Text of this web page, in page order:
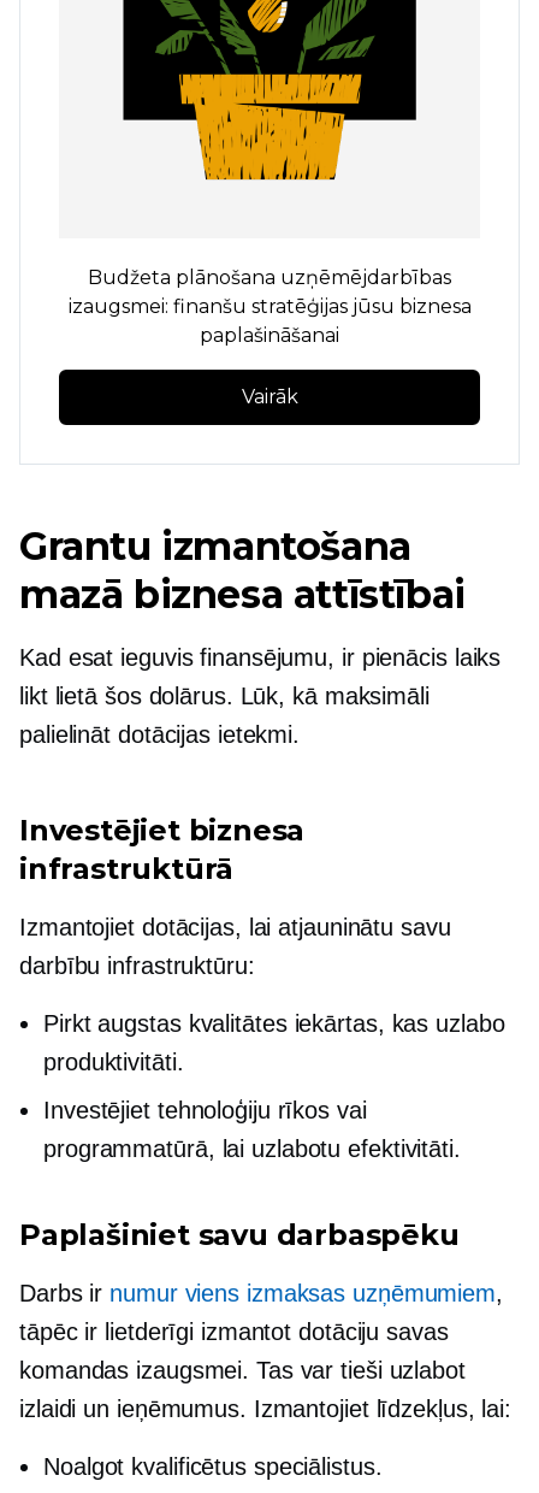
Budžeta plānošana uzņēmējdarbības
izaugsmei: finanšu stratēģijas jūsu biznesa
paplašināšanai
Vairāk
Grantu izmantošana
mazā biznesa attīstībai
Kad esat ieguvis finansējumu, ir pienācis laiks
likt lietā šos dolārus. Lūk, kā maksimāli
palielināt dotācijas ietekmi.
Investējiet biznesa
infrastruktūrā
Izmantojiet dotācijas, lai atjauninātu savu
darbību infrastruktūru:
Pirktaugstas kvalitātesiekārtas, kas uzlabo
produktivitāti.
Investējiet tehnoloģiju rīkos vai
programmatūrā, lai uzlabotu efektivitāti.
Paplašiniet savu darbaspēku
Darbs ir numur viens izmaksas uzņēmumiem,
tāpēc ir lietderīgi izmantot dotāciju savas
komandas izaugsmei. Tas var tieši uzlabot
izlaidi un ieņēmumus. Izmantojiet līdzekļus, lai:
Noalgot kvalificētus speciālistus.